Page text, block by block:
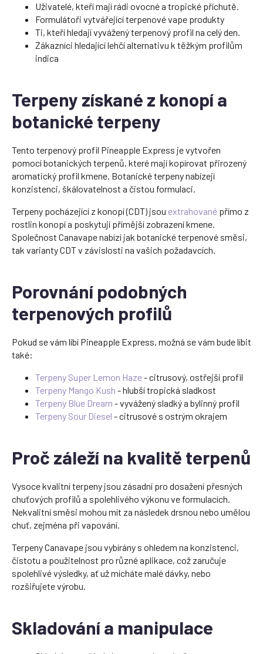
Uživatelé, kteří mají rádi ovocné a tropické příchutě.
Formulátoři vytvářející terpenové vape produkty
Ti, kteří hledají vyvážený terpenový profil na celý den.
Zákazníci hledající lehčí alternativu k těžkým profilům
indica
Terpeny získané z konopí a
botanické terpeny
Tento terpenový profil Pineapple Express je vytvořen
pomocí botanických terpenů, které mají kopírovat přirozený
aromatický profil kmene. Botanické terpeny nabízejí
konzistenci, škálovatelnost a čistou formulaci.
Terpeny pocházející z konopí (CDT) jsou extrahované přímo z
rostlin konopí a poskytují přímější zobrazení kmene.
Společnost Canavape nabízí jak botanické terpenové směsi,
tak varianty CDT v závislosti na vašich požadavcích.
Porovnání podobných
terpenových profilů
Pokud se vám líbí Pineapple Express, možná se vám bude líbit
také:
Terpeny Super Lemon Haze- citrusový, ostřejší profil
Terpeny Mango Kush - hlubší tropická sladkost
Terpeny Blue Dream - vyvážený sladký a bylinný profil
Terpeny Sour Diesel - citrusové s ostrým okrajem
Proč záleží na kvalitě terpenů
Vysoce kvalitní terpeny jsou zásadní pro dosažení přesných
chuťových profilů a spolehlivého výkonu ve formulacích.
Nekvalitní směsi mohou mít za následek drsnou nebo umělou
chuť, zejména při vapování.
Terpeny Canavape jsou vybírány s ohledem na konzistenci,
čistotu a použitelnost pro různé aplikace, což zaručuje
spolehlivé výsledky, ať už mícháte malé dávky, nebo
rozšiřujete výrobu.
Skladování a manipulace